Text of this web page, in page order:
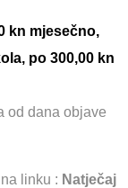
kn mjesečno,
po 300,00 kn
od dana objave
linku : Natječaj